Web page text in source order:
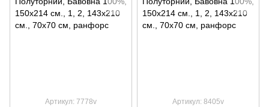
Артикул: 7778v Артикул: 8405v